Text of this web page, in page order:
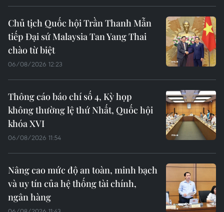
Chủ tịch Quốc hội Trần Thanh Mẫn
tiếp Đại sứ Malaysia Tan Yang Thai
chào từ biệt
06/08/2026 12:23
Thông cáo báo chí số 4, Kỳ họp
không thường lệ thứ Nhất, Quốc hội
khóa XVI
06/08/2026 11:54
Nâng cao mức độ an toàn, minh bạch
và uy tín của hệ thống tài chính,
ngân hàng